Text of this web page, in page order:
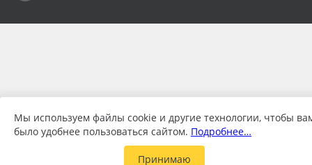
Мы используем файлы cookie и другие технологии, чтобы
было удобнее пользоваться сайтом. Подробнее…
Принимаю